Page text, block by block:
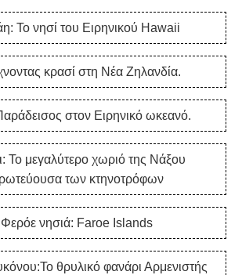
Το νησί του Ειρηνικού Hawaii
κρασί στη Νέα Ζηλανδία.
στον Ειρηνικό ωκεανό.
Το μεγαλύτερο χωριό της Νάξου
των κτηνοτρόφων
Φερόε νησιά: Faroe Islands
θρυλικό φανάρι Αρμενιστής